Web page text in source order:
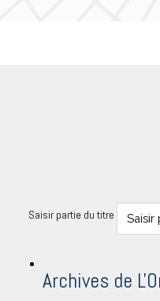
Saisir partie du titre
Archives de